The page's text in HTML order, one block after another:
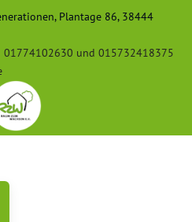
Plantage 86, 38444
01774102630 und 015732418375